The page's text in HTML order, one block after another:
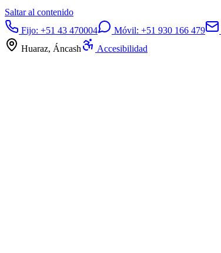
Saltar al contenido
Fijo: +51 43 470004 Móvil: +51 930 166 479
Huaraz, Áncash
Accesibilidad